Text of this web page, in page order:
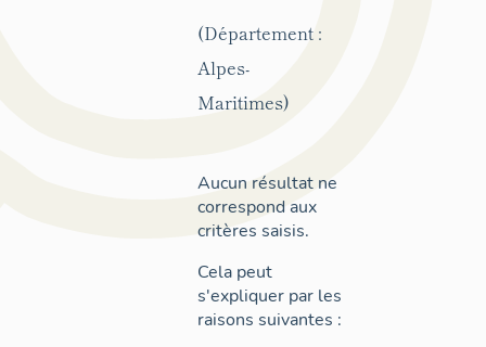
(Département :
Alpes-
Maritimes)
Aucun résultat ne
correspond aux
critères saisis.
Cela peut
s'expliquer par les
raisons suivantes :